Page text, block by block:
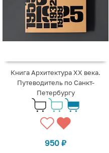
Книга Архитектура XX века.
Путеводитель по Санкт-
Петербургу
950 ₽